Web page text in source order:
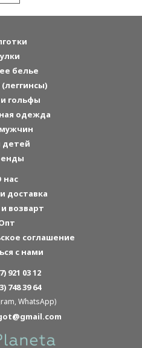
белье
гольфы
одежда
детей
нас
доставка
возварт
соглашение
с нами
921 03 12
748 39 64
WhatsApp)